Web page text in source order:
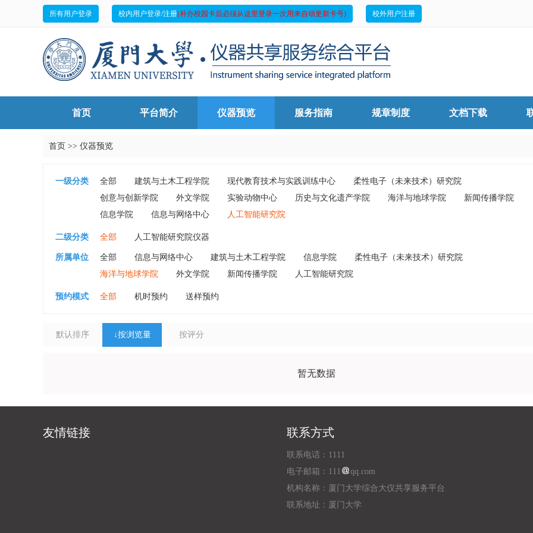
所有用户登录 校内用户登录/注册(补办校园卡后必须从这里登录一次用来自动更新卡号) 校外用户注册
首页 平台简介 仪器预览 服务指南 规章制度 文档下载
首页 >> 仪器预览
一级分类 全部 建筑与土木工程学院 现代教育技术与实践训练中心
柔性电子（未来技术）研究院
创意与创新学院
外文学院 实验动物中心 历史与文化遗产学院 海洋与地球学院
新闻传播学院
信息学院
信息与网络中心 人工智能研究院
二级分类 全部 人工智能研究院仪器
所属单位 全部 信息与网络中心 建筑与土木工程学院 信息学院
柔性电子（未来技术）研究院
海洋与地球学院
外文学院 新闻传播学院 人工智能研究院
预约模式 全部 机时预约 送样预约
默认排序 ↓按浏览量 按评分
暂无数据
友情链接 联系方式
联系电话：1111
电子邮箱：111
qq.com
机构名称：厦门大学综合大仪共享服务平台
联系地址：厦门大学